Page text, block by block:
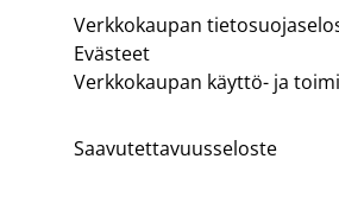
Verkkokaupan
Evästeet
Verkkokaupan käyttö- ja
Saavutettavuusseloste